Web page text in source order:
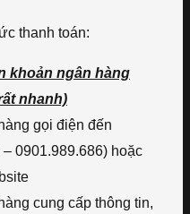
thanh toán:
khoản ngân hàng
nhanh)
gọi điện đến
0901.989.686) hoặc
cung cấp thông tin,